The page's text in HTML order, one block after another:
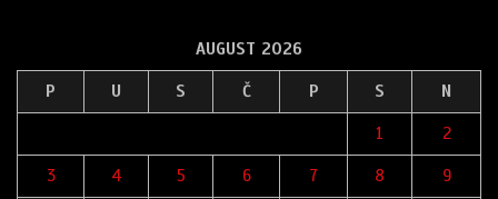
AUGUST 2026
P U S Č P S N
1 2
3 4 5 6 7 8 9